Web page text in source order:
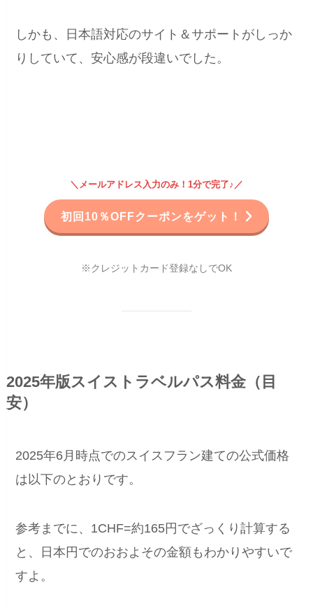
しかも、日本語対応のサイト＆サポートがしっか
りしていて、安心感が段違いでした。
＼メールアドレス入力のみ！1分で完了♪／
初回10％OFFクーポンをゲット！
※クレジットカード登録なしでOK
2025年版スイストラベルパス料金（目
安）
2025年6月時点でのスイスフラン建ての公式価格
は以下のとおりです。
参考までに、1CHF=約165円でざっくり計算する
と、日本円でのおおよその金額もわかりやすいで
すよ。